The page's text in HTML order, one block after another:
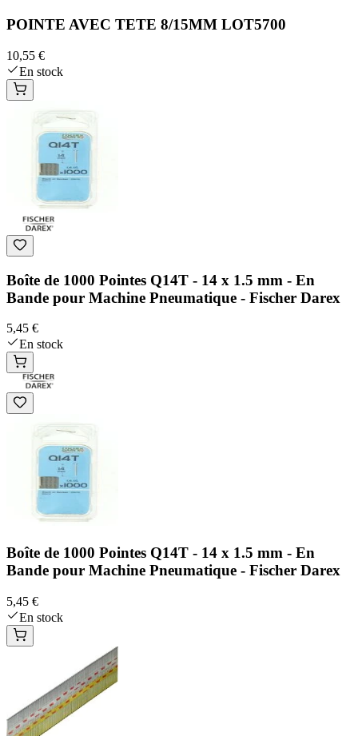
POINTE AVEC TETE 8/15MM LOT5700
10,55 €
En stock
Boîte de 1000 Pointes Q14T - 14 x 1.5 mm - En
Bande pour Machine Pneumatique - Fischer Darex
5,45 €
En stock
Boîte de 1000 Pointes Q14T - 14 x 1.5 mm - En
Bande pour Machine Pneumatique - Fischer Darex
5,45 €
En stock